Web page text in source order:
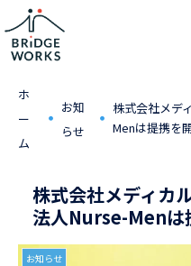
ホ
ー
ム
・ お知
らせ
・ 株式会社メデ
Menは提携を
株式会社メディカ
法人Nurse-Menは
お知らせ